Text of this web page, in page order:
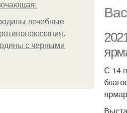
лечебные
с черными
С 14